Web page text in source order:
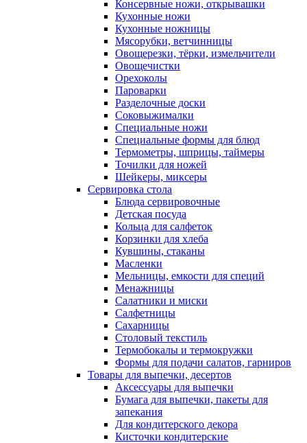
Консервные ножи, открывашки
Кухонные ножи
Кухонные ножницы
Мясорубки, ветчинницы
Овощерезки, тёрки, измельчители
Овощечистки
Орехоколы
Пароварки
Разделочные доски
Соковыжималки
Специальные ножи
Специальные формы для блюд
Термометры, шприцы, таймеры
Точилки для ножей
Шейкеры, миксеры
Сервировка стола
Блюда сервировочные
Детская посуда
Кольца для салфеток
Корзинки для хлеба
Кувшины, стаканы
Масленки
Мельницы, емкости для специй
Менажницы
Салатники и миски
Салфетницы
Сахарницы
Столовый текстиль
Термобокалы и термокружки
Формы для подачи салатов, гарниров
Товары для выпечки, десертов
Аксессуары для выпечки
Бумага для выпечки, пакеты для
запекания
Для кондитерского декора
Кисточки кондитерские